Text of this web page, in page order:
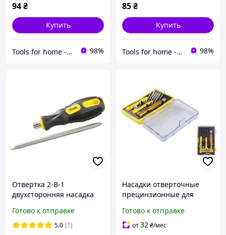
94₴
Купить
Tools for home -Інструменти для дому 98%
85₴
Купить
Tools for home -Інструменти для дому 98%
Отвертка 2-В-1
двухсторонняя насадка
40-0141
Готово к отправке
5.0 (1)
Насадки отверточные
прецинзионные для
MASTERTOOL с
держателем набор 15 шт
Готово к отправке
от32₴/мес